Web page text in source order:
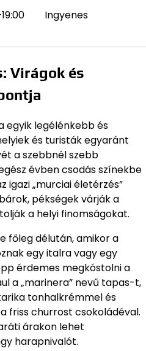
Ingyenes
Virágok és
egyik legélénkebb és
és turisták egyaránt
a szebbnél szebb
évben csodás színekbe
igazi „murciai életérzés”
pékségek várják a
a helyi finomságokat.
főleg délután, amikor a
egy italra vagy egy
érdemes megkóstolni a
a „marinera” nevű tapas-t,
tonhalkrémmel és
friss churrost csokoládéval.
árakon lehet
harapnivalót.